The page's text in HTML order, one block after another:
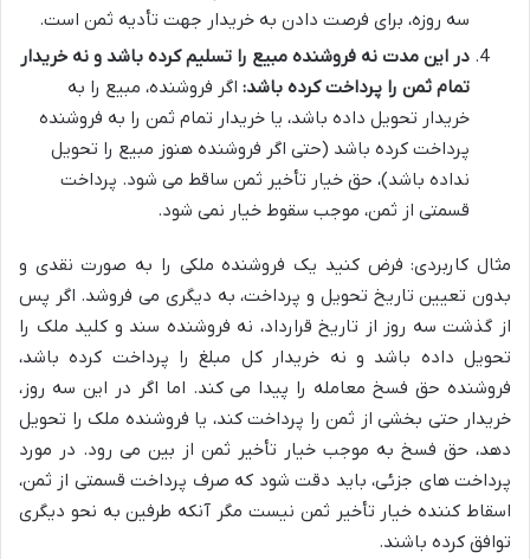
سه روزه، برای فرصت دادن به خریدار جهت تأدیه ثمن است.
در این مدت نه فروشنده مبیع را تسلیم کرده باشد و نه خریدار
تمام ثمن را پرداخت کرده باشد: اگر فروشنده، مبیع را به
خریدار تحویل داده باشد، یا خریدار تمام ثمن را به فروشنده
پرداخت کرده باشد (حتی اگر فروشنده هنوز مبیع را تحویل
نداده باشد)، حق خیار تأخیر ثمن ساقط می شود. پرداخت
قسمتی از ثمن، موجب سقوط خیار نمی شود.
مثال کاربردی: فرض کنید یک فروشنده ملکی را به صورت نقدی و
بدون تعیین تاریخ تحویل و پرداخت، به دیگری می فروشد. اگر پس
از گذشت سه روز از تاریخ قرارداد، نه فروشنده سند و کلید ملک را
تحویل داده باشد و نه خریدار کل مبلغ را پرداخت کرده باشد،
فروشنده حق فسخ معامله را پیدا می کند. اما اگر در این سه روز،
خریدار حتی بخشی از ثمن را پرداخت کند، یا فروشنده ملک را تحویل
دهد، حق فسخ به موجب خیار تأخیر ثمن از بین می رود. در مورد
پرداخت های جزئی، باید دقت شود که صرف پرداخت قسمتی از ثمن،
اسقاط کننده خیار تأخیر ثمن نیست مگر آنکه طرفین به نحو دیگری
توافق کرده باشند.